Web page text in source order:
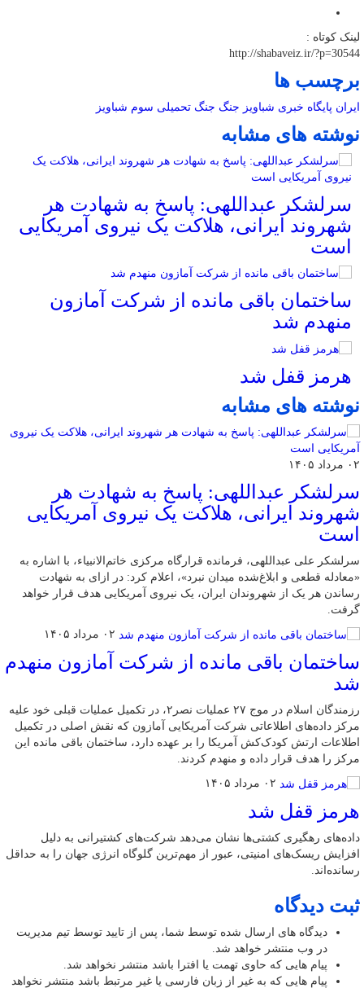
لینک کوتاه :
http://shabaveiz.ir/?p=30544
برچسب ها
ایران پایگاه خبری شباویز جنگ جنگ تحمیلی سوم شباویز
نوشته های مشابه
سرلشکر عبداللهی: پاسخ به شهادت هر
شهروند ایرانی، هلاکت یک نیروی آمریکایی
است
ساختمان باقی مانده از شرکت آمازون
منهدم شد
هرمز قفل شد
نوشته های مشابه
۰۲ مرداد ۱۴۰۵
سرلشکر عبداللهی: پاسخ به شهادت هر
شهروند ایرانی، هلاکت یک نیروی آمریکایی
است
سرلشکر علی عبداللهی، فرمانده قرارگاه مرکزی خاتم‌الانبیاء، با اشاره به
«معادله قطعی و ابلاغ‌شده میدان نبرد»، اعلام کرد: در ازای به شهادت
رساندن هر یک از شهروندان ایران، یک نیروی آمریکایی هدف قرار خواهد
گرفت.
۰۲ مرداد ۱۴۰۵
ساختمان باقی مانده از شرکت آمازون منهدم
شد
رزمندگان اسلام در موج ۲۷ عملیات نصر۲، در تکمیل عملیات قبلی خود علیه
مرکز داده‌های اطلاعاتی شرکت آمریکایی آمازون که نقش اصلی در تکمیل
اطلاعات ارتش کودک‌کش آمریکا را بر عهده دارد، ساختمان باقی مانده این
مرکز را هدف قرار داده و منهدم کردند.
۰۲ مرداد ۱۴۰۵
هرمز قفل شد
داده‌های رهگیری کشتی‌ها نشان می‌دهد شرکت‌های کشتیرانی به دلیل
افزایش ریسک‌های امنیتی، عبور از مهم‌ترین گلوگاه انرژی جهان را به حداقل
رسانده‌اند.
ثبت دیدگاه
دیدگاه های ارسال شده توسط شما، پس از تایید توسط تیم مدیریت
در وب منتشر خواهد شد.
پیام هایی که حاوی تهمت یا افترا باشد منتشر نخواهد شد.
پیام هایی که به غیر از زبان فارسی یا غیر مرتبط باشد منتشر نخواهد